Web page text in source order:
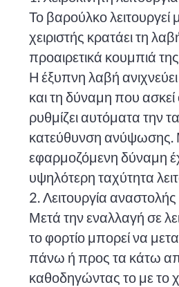
Το βαρούλκο λειτουργεί
χειριστής κρατάει τη
προαιρετικά κουμπιά της
Η έξυπνη λαβή
και τη δύναμη που ασκεί
ρυθμίζει αυτόματα την
κατεύθυνση ανύψωσης.
εφαρμοζόμενη δύναμη
υψηλότερη ταχύτητα
2. Λειτουργία αναστολής
Μετά την εναλλαγή σε
το φορτίο μπορεί να
πάνω ή προς τα κάτω
καθοδηγώντας το με το